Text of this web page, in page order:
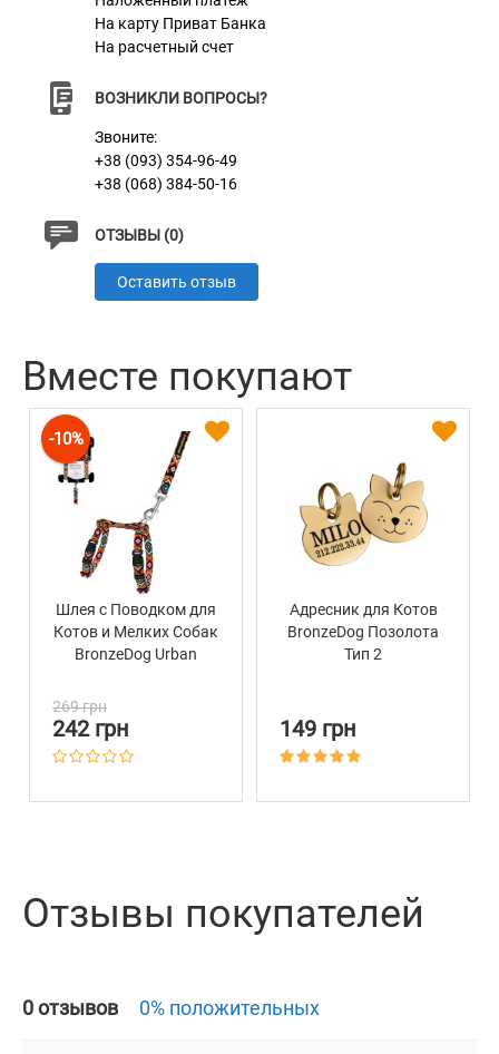
На карту Приват Банка
На расчетный счет
ВОЗНИКЛИ ВОПРОСЫ?
Звоните:
+38 (093) 354-96-49
+38 (068) 384-50-16
ОТЗЫВЫ (0)
Оставить отзыв
Материал
Цвет
Вместе покупают
-10%
Шлея с Поводком для
Котов и Мелких Собак
BronzeDog Urban
269 грн
242 грн
Адресник для Котов
BronzeDog Позолота
Тип 2
149 грн
Отзывы покупателей
0 отзывов 0% положительных